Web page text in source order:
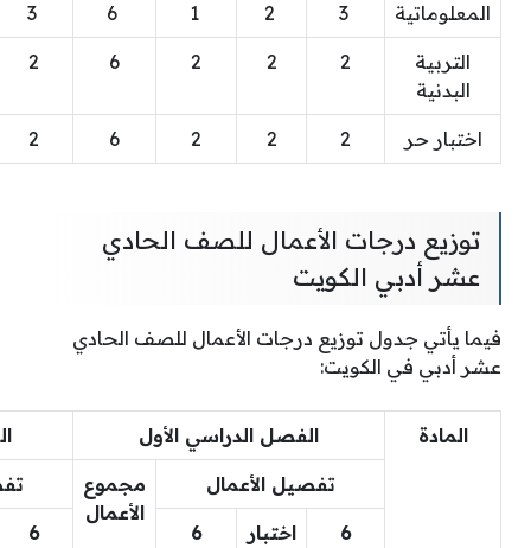
المعلوماتية 3
1
3
التربية
البدنية
2
2
2
6
2
اختبار حر 2
2
2
6
2
توزيع درجات الأعمال للصف الحادي
عشر أدبي الكويت
فيما يأتي جدول توزيع درجات الأعمال للصف الحادي
عشر أدبي في الكويت:
المادة الفصل الدراسي الأول
تفصيل الأعمال
مجموع
الأعمال
6
اختبار
6
6